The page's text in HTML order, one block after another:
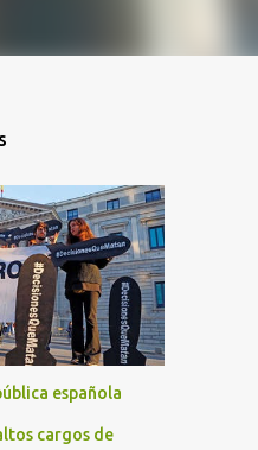
española
cargos de